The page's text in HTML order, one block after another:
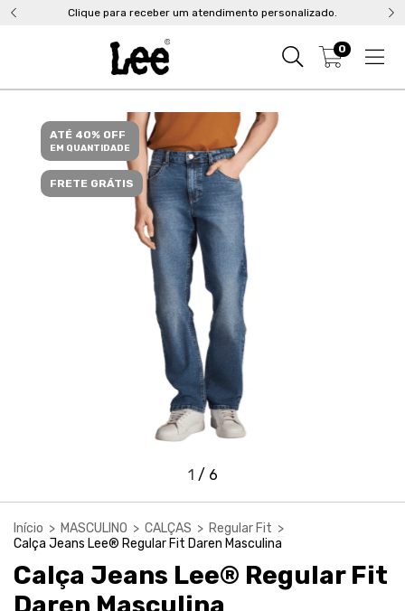
Clique para receber um atendimento personalizado.
0
ATÉ 40% OFF
EM QUANTIDADE
FRETE GRÁTIS
1 / 6
Início > MASCULINO > CALÇAS > Regular Fit >
Calça Jeans Lee® Regular Fit Daren Masculina
Calça Jeans Lee® Regular Fit
Daren Masculina